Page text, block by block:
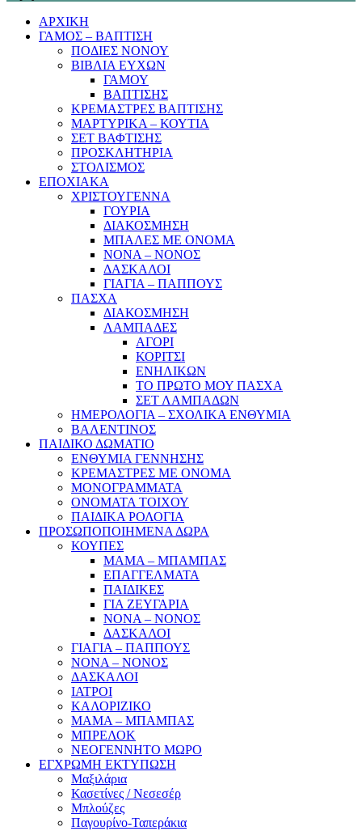
ΑΡΧΙΚΗ
ΓΑΜΟΣ – ΒΑΠΤΙΣΗ
ΠΟΔΙΕΣ ΝΟΝΟΥ
ΒΙΒΛΙΑ ΕΥΧΩΝ
ΓΑΜΟΥ
ΒΑΠΤΙΣΗΣ
ΚΡΕΜΑΣΤΡΕΣ ΒΑΠΤΙΣΗΣ
ΜΑΡΤΥΡΙΚΑ – ΚΟΥΤΙΑ
ΣΕΤ ΒΑΦΤΙΣΗΣ
ΠΡΟΣΚΛΗΤΗΡΙΑ
ΣΤΟΛΙΣΜΟΣ
ΕΠΟΧΙΑΚΑ
ΧΡΙΣΤΟΥΓΕΝΝΑ
ΓΟΥΡΙΑ
ΔΙΑΚΟΣΜΗΣΗ
ΜΠΑΛΕΣ ΜΕ ΟΝΟΜΑ
ΝΟΝΑ – ΝΟΝΟΣ
ΔΑΣΚΑΛΟΙ
ΓΙΑΓΙΑ – ΠΑΠΠΟΥΣ
ΠΑΣΧΑ
ΔΙΑΚΟΣΜΗΣΗ
ΛΑΜΠΑΔΕΣ
ΑΓΟΡΙ
ΚΟΡΙΤΣΙ
ΕΝΗΛΙΚΩΝ
ΤΟ ΠΡΩΤΟ ΜΟΥ ΠΑΣΧΑ
ΣΕΤ ΛΑΜΠΑΔΩΝ
ΗΜΕΡΟΛΟΓΙΑ – ΣΧΟΛΙΚΑ ΕΝΘΥΜΙΑ
ΒΑΛΕΝΤΙΝΟΣ
ΠΑΙΔΙΚΟ ΔΩΜΑΤΙΟ
ΕΝΘΥΜΙΑ ΓΕΝΝΗΣΗΣ
ΚΡΕΜΑΣΤΡΕΣ ΜΕ ΟΝΟΜΑ
ΜΟΝΟΓΡΑΜΜΑΤΑ
ΟΝΟΜΑΤΑ ΤΟΙΧΟΥ
ΠΑΙΔΙΚΑ ΡΟΛΟΓΙΑ
ΠΡΟΣΩΠΟΠΟΙΗΜΕΝΑ ΔΩΡΑ
ΚΟΥΠΕΣ
ΜΑΜΑ – ΜΠΑΜΠΑΣ
ΕΠΑΓΓΕΛΜΑΤΑ
ΠΑΙΔΙΚΕΣ
ΓΙΑ ΖΕΥΓΑΡΙΑ
ΝΟΝΑ – ΝΟΝΟΣ
ΔΑΣΚΑΛΟΙ
ΓΙΑΓΙΑ – ΠΑΠΠΟΥΣ
ΝΟΝΑ – ΝΟΝΟΣ
ΔΑΣΚΑΛΟΙ
ΙΑΤΡΟΙ
ΚΑΛΟΡΙΖΙΚΟ
ΜΑΜΑ – ΜΠΑΜΠΑΣ
ΜΠΡΕΛΟΚ
ΝΕΟΓΕΝΝΗΤΟ ΜΩΡΟ
ΕΓΧΡΩΜΗ ΕΚΤΥΠΩΣΗ
Μαξιλάρια
Κασετίνες / Νεσεσέρ
Μπλούζες
Παγουρίνο-Ταπεράκια